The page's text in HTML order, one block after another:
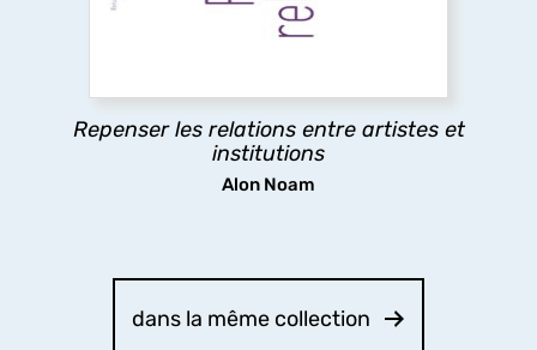
Repenser les relations entre artistes et
institutions
Alon Noam
aspirations artistiques et logiques
institutionnelles, afin de mettre en lumière les
découvrir
dans la même collection